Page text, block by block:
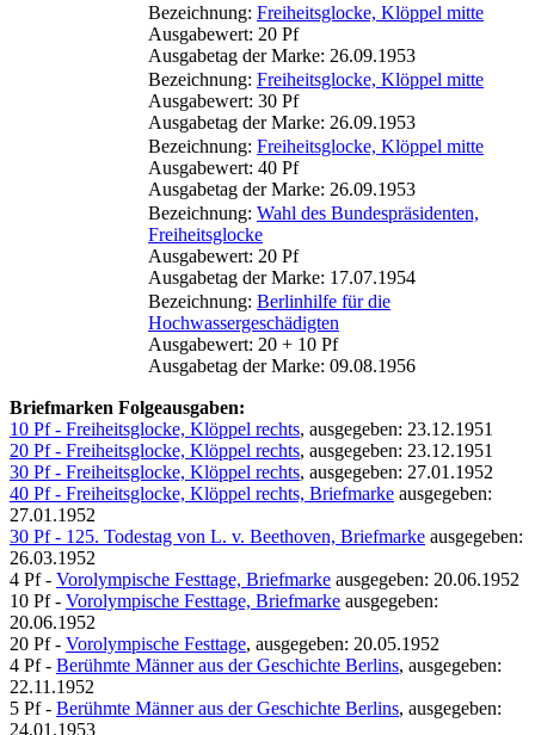
Bezeichnung: Freiheitsglocke, Klöppel mitte
Ausgabewert: 20 Pf
Ausgabetag der Marke: 26.09.1953
Bezeichnung: Freiheitsglocke, Klöppel mitte
Ausgabewert: 30 Pf
Ausgabetag der Marke: 26.09.1953
Bezeichnung: Freiheitsglocke, Klöppel mitte
Ausgabewert: 40 Pf
Ausgabetag der Marke: 26.09.1953
Bezeichnung: Wahl des Bundespräsidenten,
Freiheitsglocke
Ausgabewert: 20 Pf
Ausgabetag der Marke: 17.07.1954
Bezeichnung: Berlinhilfe für die
Hochwassergeschädigten
Ausgabewert: 20 + 10 Pf
Ausgabetag der Marke: 09.08.1956
Briefmarken Folgeausgaben:
10 Pf - Freiheitsglocke, Klöppel rechts, ausgegeben: 23.12.1951
20 Pf - Freiheitsglocke, Klöppel rechts, ausgegeben: 23.12.1951
30 Pf - Freiheitsglocke, Klöppel rechts, ausgegeben: 27.01.1952
40 Pf - Freiheitsglocke, Klöppel rechts, Briefmarke ausgegeben:
27.01.1952
30 Pf - 125. Todestag von L. v. Beethoven, Briefmarke ausgegeben:
26.03.1952
4 Pf - Vorolympische Festtage, Briefmarke ausgegeben: 20.06.1952
10 Pf - Vorolympische Festtage, Briefmarke ausgegeben:
20.06.1952
20 Pf - Vorolympische Festtage, ausgegeben: 20.05.1952
4 Pf - Berühmte Männer aus der Geschichte Berlins, ausgegeben:
22.11.1952
5 Pf - Berühmte Männer aus der Geschichte Berlins, ausgegeben:
24.01.1953